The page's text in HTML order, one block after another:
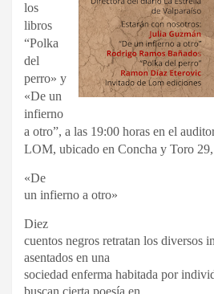
los
libros
“Polka
del
perro» y
«De un
infierno
a otro”, a las 19:00 horas en el
LOM, ubicado en Concha y Toro 29,
«De
un infierno a otro»
Diez
cuentos negros retratan los diversos
asentados en una
sociedad enferma habitada por
buscan cierta poesía en